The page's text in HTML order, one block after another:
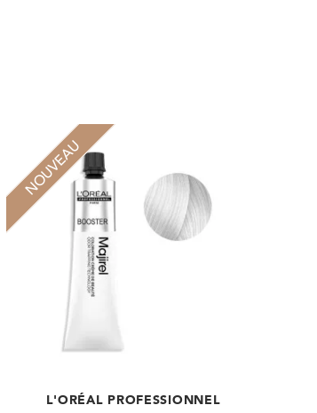
NOUVEAU
L'ORÉAL PROFESSIONNEL